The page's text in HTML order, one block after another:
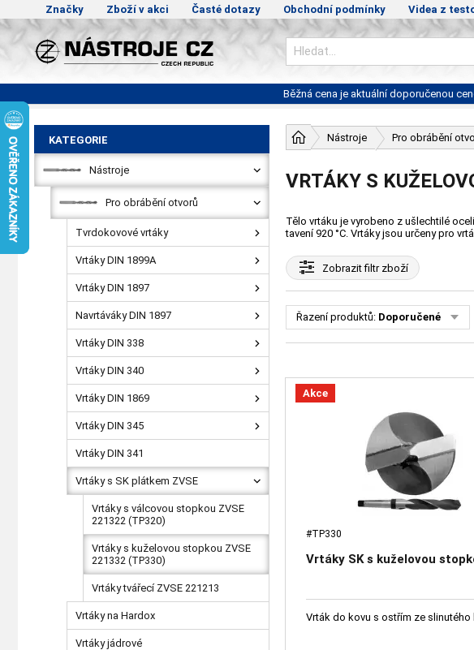
Značky Zboží v akci Časté dotazy Obchodní podmínky Videa z
Běžná cena je aktuální doporučenou
Nástroje Pro obrábění
VRTÁKY S
Tělo vrtáku je vyrobeno z ušlechtilé
tavení 920 °C. Vrtáky jsou určeny pro
Zobrazitfiltr zboží
Řazení produktů: Doporučené
Akce
#TP330
Vrtáky SK s kuželovou
Vrták do kovu s ostřím ze slinutého
KATEGORIE
Nástroje
Pro obrábění otvorů
Tvrdokovové vrtáky
Vrtáky DIN 1899A
Vrtáky DIN 1897
Navrtáváky DIN 1897
Vrtáky DIN 338
Vrtáky DIN 340
Vrtáky DIN 1869
Vrtáky DIN 345
Vrtáky DIN 341
Vrtáky s SK plátkem ZVSE
Vrtáky s válcovou stopkou ZVSE
221322 (TP320)
Vrtáky s kuželovou stopkou ZVSE
221332 (TP330)
Vrtáky tvářecí ZVSE 221213
Vrtáky na Hardox
Vrtáky jádrové